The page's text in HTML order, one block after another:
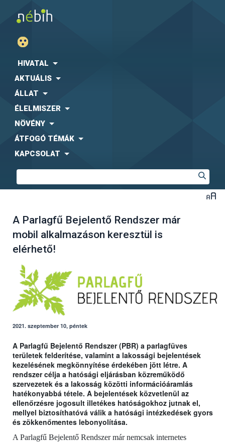
HIVATAL
AKTUÁLIS
ÁLLAT
ÉLELMISZER
NÖVÉNY
ÁTFOGÓ TÉMÁK
KAPCSOLAT
A Parlagfű Bejelentő Rendszer már
mobil alkalmazáson keresztül is
elérhető!
2021. szeptember 10, péntek
A Parlagfű Bejelentő Rendszer (PBR) a parlagfüves
területek felderítése, valamint a lakossági bejelentések
kezelésének megkönnyítése érdekében jött létre. A
rendszer célja a hatósági eljárásban közreműködő
szervezetek és a lakosság közötti információáramlás
hatékonyabbá tétele. A bejelentések közvetlenül az
ellenőrzésre jogosult illetékes hatóságokhoz jutnak el,
mellyel biztosíthatóvá válik a hatósági intézkedések gyors
és zökkenőmentes lebonyolítása.
A Parlagfű Bejelentő Rendszer már nemcsak internetes